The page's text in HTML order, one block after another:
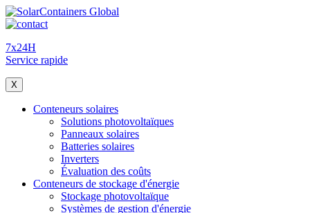
7x24H
Service rapide
X
Conteneurs solaires
Solutions photovoltaïques
Panneaux solaires
Batteries solaires
Inverters
Évaluation des coûts
Conteneurs de stockage d'énergie
Stockage photovoltaïque
Systèmes de gestion d'énergie